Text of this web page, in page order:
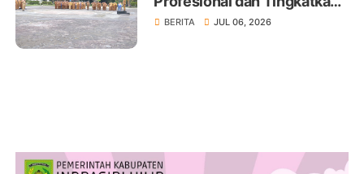
Pelayanan Publik
BERITA JUL 06, 2026